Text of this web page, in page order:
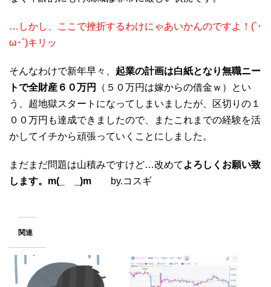
…しかし、ここで挫折するわけにゃあいかんのですよ！(`･
ω･´)キリッ
そんなわけで新年早々、 起業の計画は白紙となり無職ニー
トで全財産６０万円
（５０万円は嫁からの借金ｗ）とい
う、超地獄スタートになってしまいましたが、区切りの１
００万円も達成できましたので、またこれまでの経験を活
かしてイチから頑張っていくことにしました。
まだまだ問題は山積みですけど…改めて よろしくお願い致
します。m(_ _)m
by.コスギ
関連